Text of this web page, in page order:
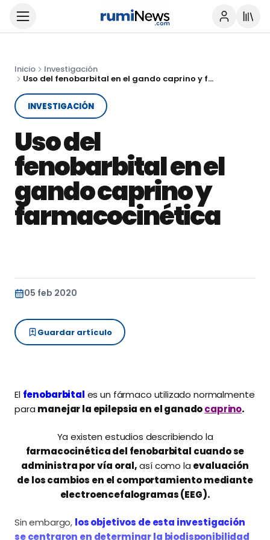
Inicio
Investigación
Uso del fenobarbital en el gando caprino y farmacocinética
INVESTIGACIÓN
Uso del
fenobarbital en el
gando caprino y
farmacocinética
05 feb 2020
Guardar artículo
El fenobarbital es un fármaco utilizado normalmente
para manejar la epilepsia en el ganadocaprino.
Ya existen estudios describiendo la
farmacocinética del fenobarbital cuando se
administra por vía oral,así como la evaluación
de los cambios en el comportamiento mediante
electroencefalogramas (EEG).
Sin embargo, los objetivos de esta investigación
se centraron en determinar la biodisponibilidad